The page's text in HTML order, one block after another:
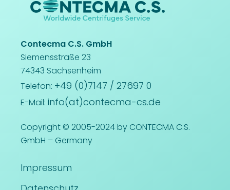
Contecma C.S. GmbH
Siemensstraße 23
74343 Sachsenheim
Telefon: +49 (0)7147 / 27697 0
E-Mail: info(at)contecma-cs.de
Copyright © 2005-2024 by CONTECMA C.S.
GmbH – Germany
Impressum